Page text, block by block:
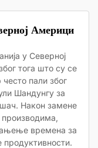
Америци
у Северној
тога што су се
пали због
Шандунгу за
Након замене
времена за